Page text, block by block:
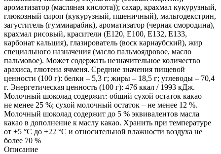
ароматизатор (масляная кислота)); сахар, крахмал кукурузный,
глюкозный сироп (кукурузный, пшеничный), мальтодекстрин,
загуститель (гуммиарабик), ароматизатор (черная смородина),
крахмал рисовый, красители (E120, E100, Е132, Е133,
карбонат кальция), глазирователь (воск карнаубский), жир
специального назначения (масло пальмоядровое, масло
пальмовое). Может содержать незначительное количество
арахиса, глютена ячменя. Средние значения пищевой
ценности (100 г): белки – 5,3 г; жиры – 18,5 г; углеводы – 70,4
г. Энергетическая ценность (100 г): 476 ккал / 1993 кДж.
Молочный шоколад содержит: общий сухой остаток какао –
не менее 25 %; сухой молочный остаток – не менее 12 %.
Молочный шоколад содержит до 5 % эквивалентов масла
какао в дополнение к маслу какао. Хранить при температуре
от +5 °С до +22 °С и относительной влажности воздуха не
более 70 %
Описание